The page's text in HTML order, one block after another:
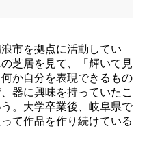
市を拠点に活動してい
芝居を見て、「輝いて見
か自分を表現できるもの
器に興味を持っていたこ
。大学卒業後、岐阜県で
て作品を作り続けている